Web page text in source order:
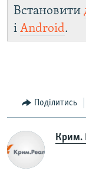
Встановити
і Android.
Поділитись
Крим.